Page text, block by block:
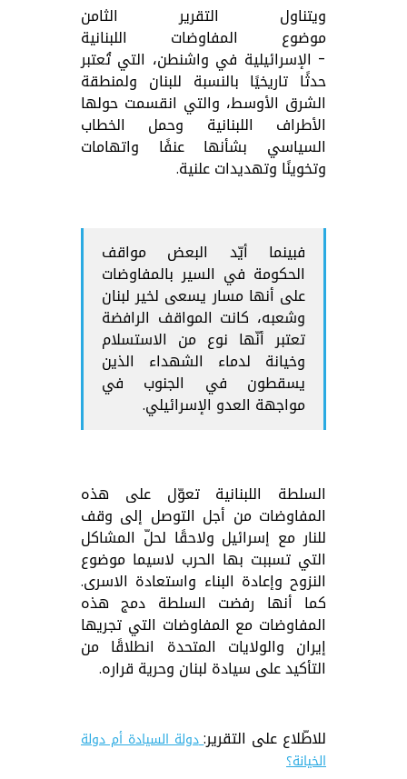
ويتناول التقرير الثامن
موضوع المفاوضات اللبنانية
- الإسرائيلية في واشنطن، التي تُعتبر
حدثًا تاريخيًا بالنسبة للبنان ولمنطقة
الشرق الأوسط، والتي انقسمت حولها
الأطراف اللبنانية وحمل الخطاب
السياسي بشأنها عنفًا واتهامات
وتخوينًا وتهديدات علنية.
فبينما أيّد البعض مواقف
الحكومة في السير بالمفاوضات
على أنها مسار يسعى لخير لبنان
وشعبه، كانت المواقف الرافضة
تعتبر أنّها نوع من الاستسلام
وخيانة لدماء الشهداء الذين
يسقطون في الجنوب في
مواجهة العدو الإسرائيلي.
السلطة اللبنانية تعوّل على هذه
المفاوضات من أجل التوصل إلى وقف
للنار مع إسرائيل ولاحقًا لحلّ المشاكل
التي تسببت بها الحرب لاسيما موضوع
النزوح وإعادة البناء واستعادة الاسرى.
كما أنها رفضت السلطة دمج هذه
المفاوضات مع المفاوضات التي تجريها
إيران والولايات المتحدة انطلاقًا من
التأكيد على سيادة لبنان وحرية قراره.
للاطّلاع على التقرير: دولة السيادة أم دولة
الخيانة؟